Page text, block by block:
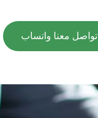
تواصل معنا واتساب